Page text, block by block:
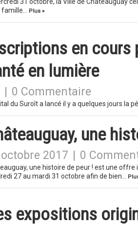
Plus »
en cours
en lumière
0 Commentaire
du Suroît a lancé il y a quelques jours
une
2017 0
une histoire de peur ! est une
27 au mardi 31 octobre afin de bien…
expositions